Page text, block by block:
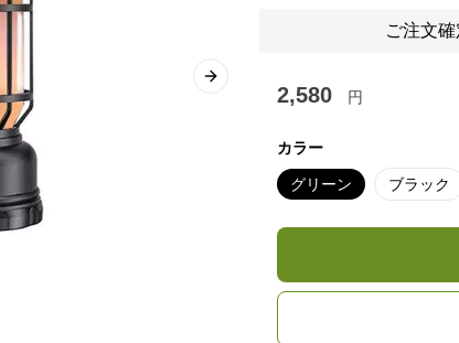
Next slide
ご注文
2,580 円
カラー
グリーン ブラック